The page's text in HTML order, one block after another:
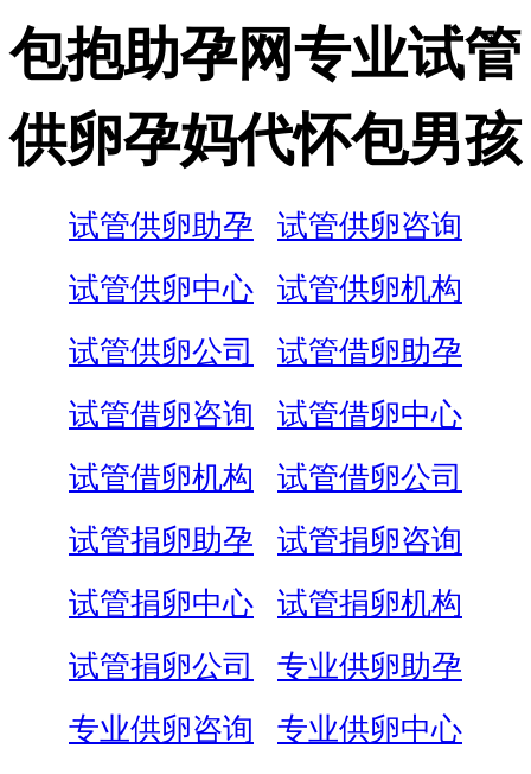
包抱助孕网专业试管
供卵孕妈代怀包男孩
试管供卵助孕
试管供卵咨询
试管供卵中心
试管供卵机构
试管供卵公司
试管借卵助孕
试管借卵咨询
试管借卵中心
试管借卵机构
试管借卵公司
试管捐卵助孕
试管捐卵咨询
试管捐卵中心
试管捐卵机构
试管捐卵公司
专业供卵助孕
专业供卵咨询
专业供卵中心